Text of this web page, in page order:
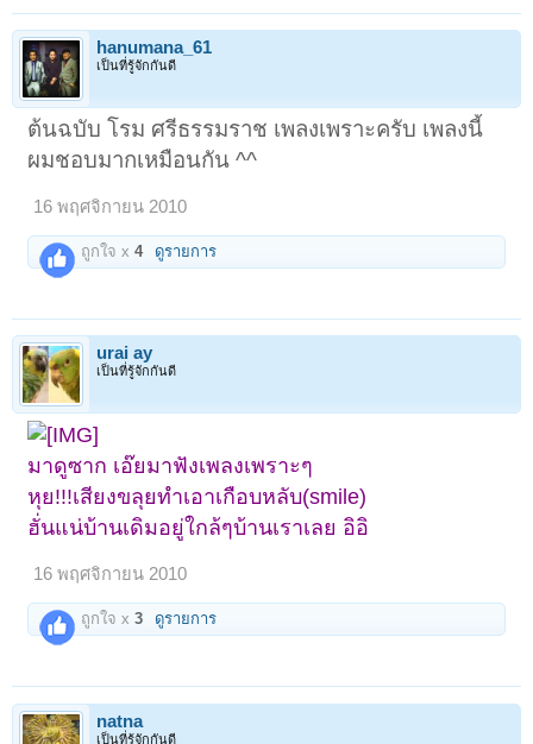
hanumana_61
เป็นที่รู้จักกันดี
ต้นฉบับ โรม ศรีธรรมราช เพลงเพราะครับ เพลงนี้
ผมชอบมากเหมือนกัน ^^
16 พฤศจิกายน 2010
ถูกใจ x4 ดูรายการ
urai ay
เป็นที่รู้จักกันดี
มาดูซาก เอ๊ยมาฟังเพลงเพราะๆ
หุย!!!เสียงขลุยทำเอาเกือบหลับ(smile)
ฮั่นแน่บ้านเดิมอยู่ใกล้ๆบ้านเราเลย อิอิ
16 พฤศจิกายน 2010
ถูกใจ x3 ดูรายการ
natna
เป็นที่รู้จักกันดี